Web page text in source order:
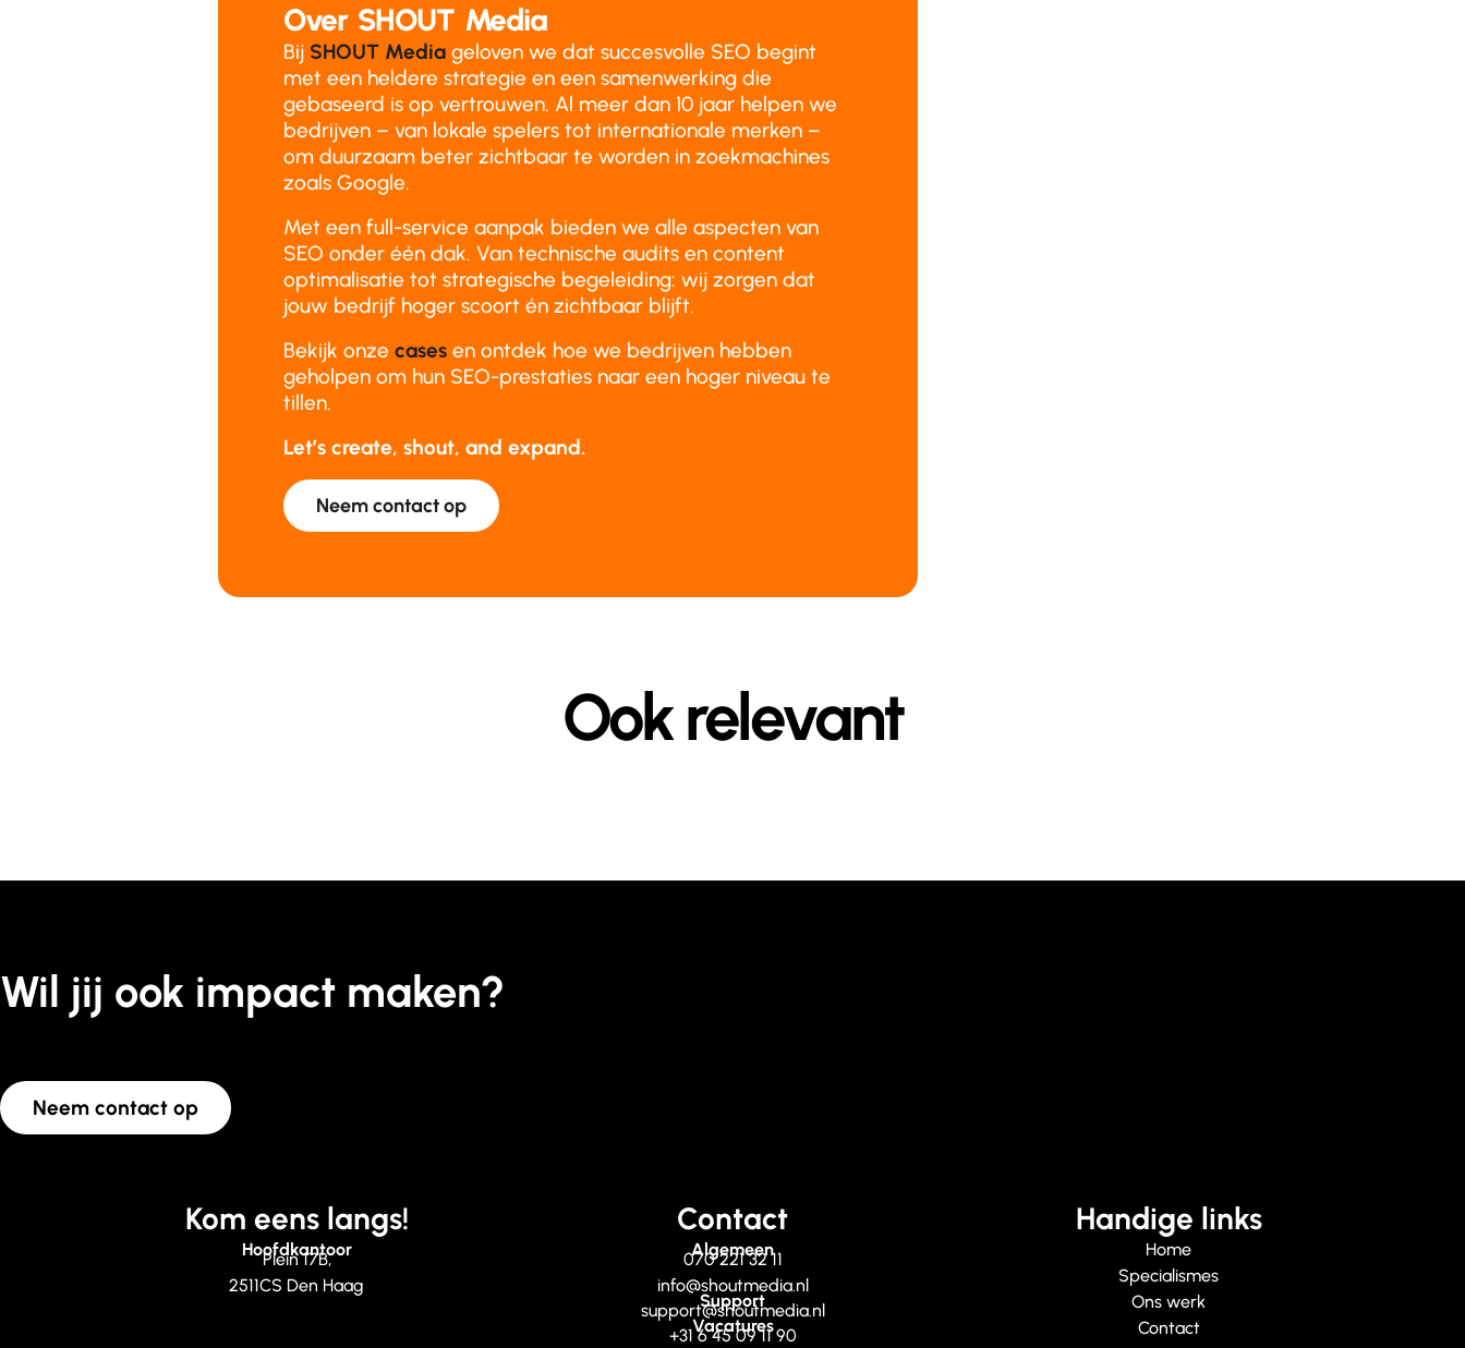
Over SHOUT Media
Bij SHOUT Media geloven we dat succesvolle SEO begint
met een heldere strategie en een samenwerking die
gebaseerd is op vertrouwen. Al meer dan 10 jaar helpen we
bedrijven – van lokale spelers tot internationale merken –
om duurzaam beter zichtbaar te worden in zoekmachines
zoals Google.
Met een full-service aanpak bieden we alle aspecten van
SEO onder één dak. Van technische audits en content
optimalisatie tot strategische begeleiding: wij zorgen dat
jouw bedrijf hoger scoort én zichtbaar blijft.
Bekijk onze cases en ontdek hoe we bedrijven hebben
geholpen om hun SEO-prestaties naar een hoger niveau te
tillen.
Let’s create, shout, and expand.
Neem contact op
Ook relevant
Wil jij ook impact maken?
Neem contact op
Kom eens langs!
Hoofdkantoor
Plein 17B,
2511CS Den Haag
Contact
Algemeen
070 221 32 11
info@shoutmedia.nl
Support
support@shoutmedia.nl
Vacatures
+31 6 45 09 11 90
Handige links
Home
Specialismes
Ons werk
Contact